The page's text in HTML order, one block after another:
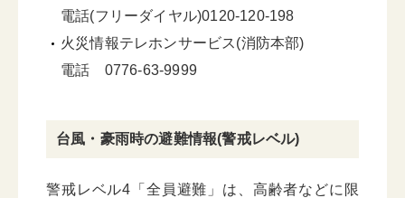
電話(フリーダイヤル)0120-120-198
火災情報テレホンサービス(消防本部)
電話 0776-63-9999
台風・豪雨時の避難情報(警戒レベル)
警戒レベル4「全員避難」は、高齢者などに限